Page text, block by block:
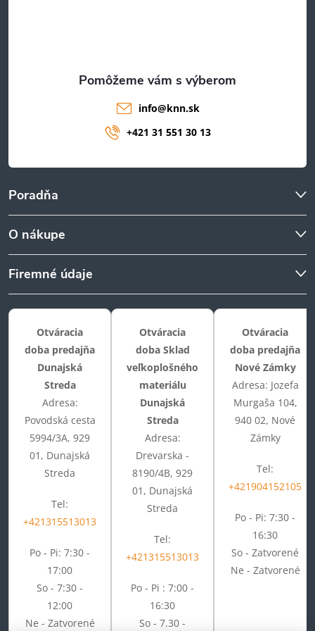
Poradňa
O nákupe
Firemné údaje
info@knn.sk
+421 31 551 30 13
Otváracia
doba predajňa
Dunajská
Streda
Adresa:
Povodská cesta
5994/3A, 929
01, Dunajská
Streda
Tel:
+421315513013
Po - Pi: 7:30 -
17:00
So - 7:30 -
12:00
Ne - Zatvorené
Otváracia
doba Sklad
veľkoplošného
materiálu
Dunajská
Streda
Adresa:
Drevarska -
8190/4B, 929
01, Dunajská
Streda
Tel:
+421315513013
Po - Pi : 7:00 -
16:30
So - 7.30 -
Otváracia
doba predajňa
Nové Zámky
Adresa: Jozefa
Murgaša 104,
940 02, Nové
Zámky
Tel:
+421904152105
Po - Pi: 7:30 -
16:30
So - Zatvorené
Ne - Zatvorené